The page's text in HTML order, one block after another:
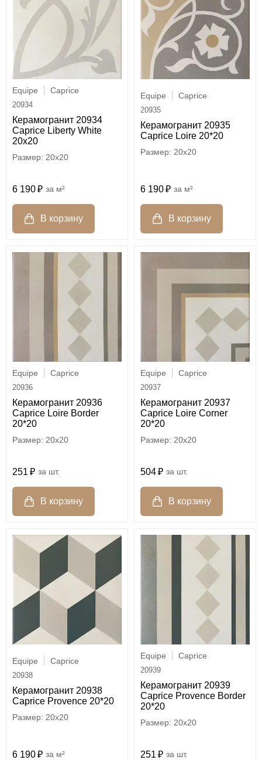
Equipe Caprice
20934
Керамогранит 20934
Caprice Liberty White
20x20
20x20
6 190 м²
Equipe Caprice
20935
Керамогранит 20935
Caprice Loire 20*20
20x20
6 190 м²
Equipe Caprice
20936
Керамогранит 20936
Caprice Loire Border
20*20
20x20
251 шт.
Equipe Caprice
20937
Керамогранит 20937
Caprice Loire Corner
20*20
20x20
504 шт.
Equipe Caprice
20938
Керамогранит 20938
Caprice Provence 20*20
20x20
6 190 м²
Equipe Caprice
20939
Керамогранит 20939
Caprice Provence Border
20*20
20x20
251 шт.